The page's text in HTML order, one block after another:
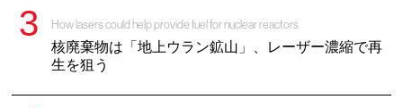
How lasers could help provide fuel for nuclear reactors
核廃棄物は「地上ウラン鉱山」、レーザー濃縮で再
生を狙う